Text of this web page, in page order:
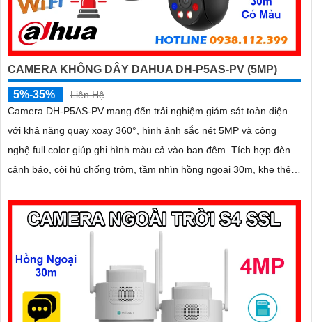
CAMERA KHÔNG DÂY DAHUA DH-P5AS-PV (5MP)
5%-35%
Liên Hệ
Camera DH-P5AS-PV mang đến trải nghiệm giám sát toàn diện
với khả năng quay xoay 360°, hình ảnh sắc nét 5MP và công
nghệ full color giúp ghi hình màu cả vào ban đêm. Tích hợp đèn
cảnh báo, còi hú chống trộm, tầm nhìn hồng ngoại 30m, khe thẻ
ổn định trong mọi điều kiện